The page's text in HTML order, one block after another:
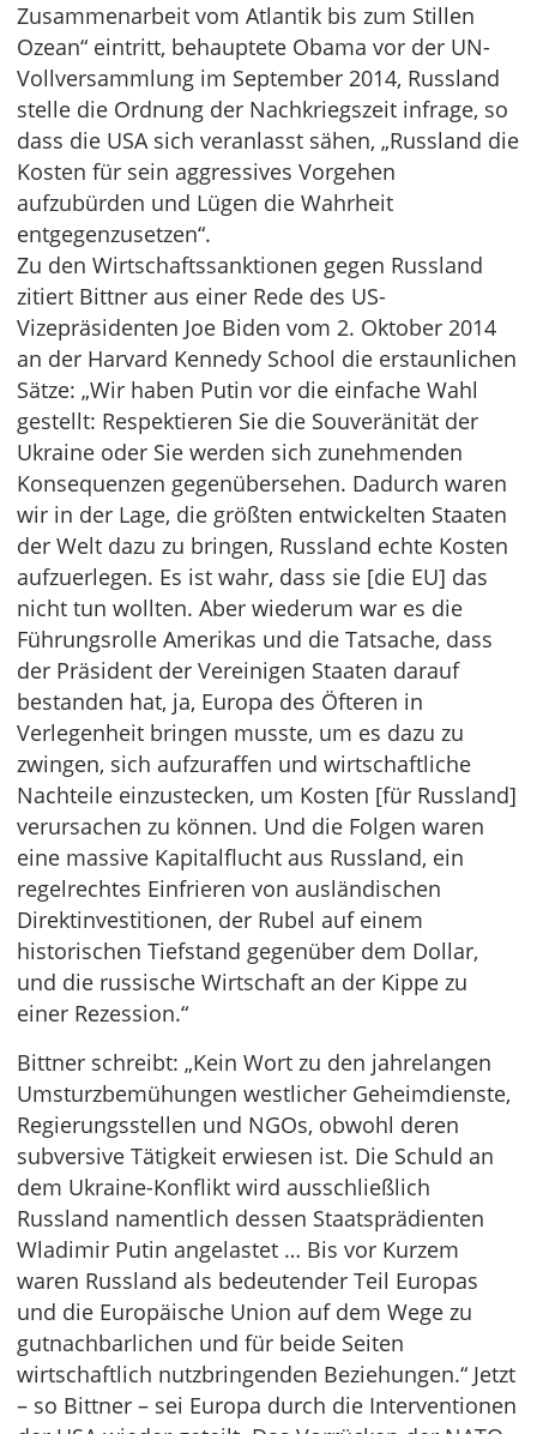
Zusammenarbeit vom Atlantik bis zum Stillen
Ozean“ eintritt, behauptete Obama vor der UN-
Vollversammlung im September 2014, Russland
stelle die Ordnung der Nachkriegszeit infrage, so
dass die USA sich veranlasst sähen, „Russland die
Kosten für sein aggressives Vorgehen
aufzubürden und Lügen die Wahrheit
entgegenzusetzen“.
Zu den Wirtschaftssanktionen gegen Russland
zitiert Bittner aus einer Rede des US-
Vizepräsidenten Joe Biden vom 2. Oktober 2014
an der Harvard Kennedy School die erstaunlichen
Sätze: „Wir haben Putin vor die einfache Wahl
gestellt: Respektieren Sie die Souveränität der
Ukraine oder Sie werden sich zunehmenden
Konsequenzen gegenübersehen. Dadurch waren
wir in der Lage, die größten entwickelten Staaten
der Welt dazu zu bringen, Russland echte Kosten
aufzuerlegen. Es ist wahr, dass sie [die EU] das
nicht tun wollten. Aber wiederum war es die
Führungsrolle Amerikas und die Tatsache, dass
der Präsident der Vereinigen Staaten darauf
bestanden hat, ja, Europa des Öfteren in
Verlegenheit bringen musste, um es dazu zu
zwingen, sich aufzuraffen und wirtschaftliche
Nachteile einzustecken, um Kosten [für Russland]
verursachen zu können. Und die Folgen waren
eine massive Kapitalflucht aus Russland, ein
regelrechtes Einfrieren von ausländischen
Direktinvestitionen, der Rubel auf einem
historischen Tiefstand gegenüber dem Dollar,
und die russische Wirtschaft an der Kippe zu
einer Rezession.“
Bittner schreibt: „Kein Wort zu den jahrelangen
Umsturzbemühungen westlicher Geheimdienste,
Regierungsstellen und NGOs, obwohl deren
subversive Tätigkeit erwiesen ist. Die Schuld an
dem Ukraine-Konflikt wird ausschließlich
Russland namentlich dessen Staatsprädienten
Wladimir Putin angelastet … Bis vor Kurzem
waren Russland als bedeutender Teil Europas
und die Europäische Union auf dem Wege zu
gutnachbarlichen und für beide Seiten
wirtschaftlich nutzbringenden Beziehungen.“ Jetzt
– so Bittner – sei Europa durch die Interventionen